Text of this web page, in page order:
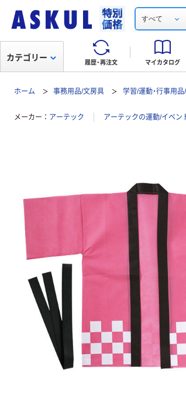
すべて
履歴・再注文 マイカタログ
カテゴリー
ホーム 事務用品/文房具 学習/運動・行事用
メーカー アーテック アーテックの運動/イベン